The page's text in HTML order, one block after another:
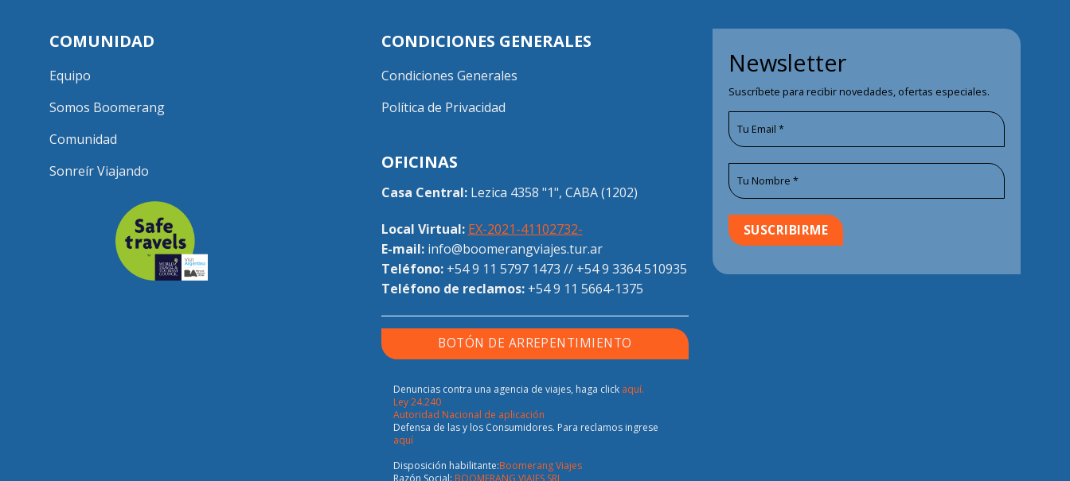
COMUNIDAD
Equipo
Somos Boomerang
Comunidad
Sonreír Viajando
CONDICIONES GENERALES
Condiciones Generales
Política de Privacidad
OFICINAS
Casa Central:Lezica 4358 "1", CABA (1202)
Local Virtual: EX-2021-41102732-
E-mail:info@boomerangviajes.tur.ar
Teléfono: +54 9 11 5797 1473 // +54 9 3364 510935
Teléfono de reclamos: +54 9 11 5664-1375
BOTÓN DE ARREPENTIMIENTO
Denuncias contra una agencia de viajes, haga click aquí.
Ley 24.240
Autoridad Nacional de aplicación
Defensa de las y los Consumidores. Para reclamos ingrese
aquí
Disposición habilitante:Boomerang Viajes
Razón Social: BOOMERANG VIAJES SRL
Newsletter
Suscríbete para recibir novedades, ofertas especiales.